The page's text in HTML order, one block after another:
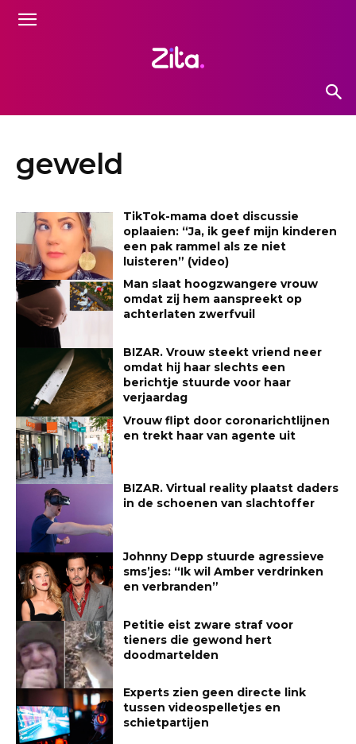
geweld
TikTok-mama doet discussie
oplaaien: “Ja, ik geef mijn kinderen
een pak rammel als ze niet
luisteren” (video)
Man slaat hoogzwangere vrouw
omdat zij hem aanspreekt op
achterlaten zwerfvuil
BIZAR. Vrouw steekt vriend neer
omdat hij haar slechts een
berichtje stuurde voor haar
verjaardag
Vrouw flipt door coronarichtlijnen
en trekt haar van agente uit
BIZAR. Virtual reality plaatst daders
in de schoenen van slachtoffer
Johnny Depp stuurde agressieve
sms’jes: “Ik wil Amber verdrinken
en verbranden”
Petitie eist zware straf voor
tieners die gewond hert
doodmartelden
Experts zien geen directe link
tussen videospelletjes en
schietpartijen